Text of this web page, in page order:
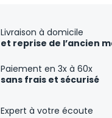
Livraison à domicile
et reprise de l’ancien
Paiement en 3x à 60x
sans frais et sécurisé
Expert à votre écoute